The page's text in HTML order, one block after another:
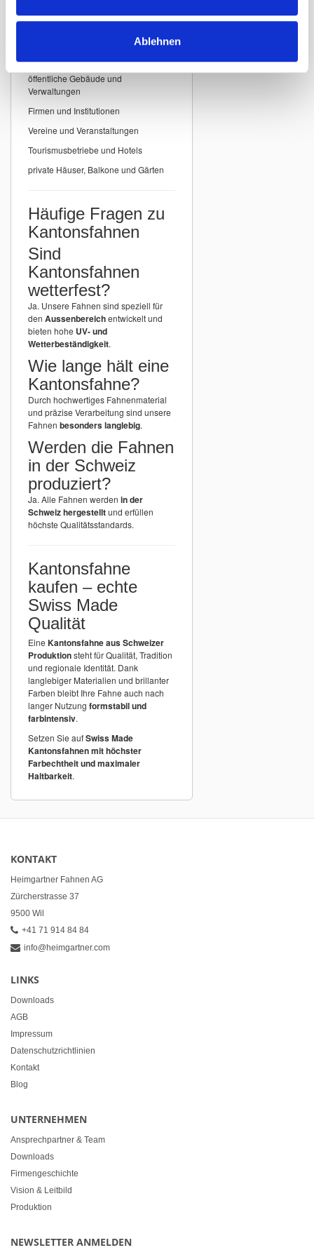
Ablehnen
Kantonsfahnen
Kantonsfahnen der Schweiz
öffentliche Gebäude und
Verwaltungen
Firmen und Institutionen
Vereine und Veranstaltungen
Tourismusbetriebe und Hotels
private Häuser, Balkone und Gärten
Häufige Fragen zu
Kantonsfahnen
Sind
Kantonsfahnen
wetterfest?
Ja. Unsere Fahnen sind speziell für
den Aussenbereichentwickelt und
bieten hohe UV- und
Wetterbeständigkeit.
Wie lange hält eine
Kantonsfahne?
Durch hochwertiges Fahnenmaterial
und präzise Verarbeitung sind unsere
Fahnen besonders langlebig.
Werden die Fahnen
in der Schweiz
produziert?
Ja. Alle Fahnen werden in der
Schweiz hergestelltund erfüllen
höchste Qualitätsstandards.
Kantonsfahne
kaufen – echte
Swiss Made
Qualität
Eine Kantonsfahne aus Schweizer
Produktionsteht für Qualität, Tradition
und regionale Identität. Dank
langlebiger Materialien und brillanter
Farben bleibt Ihre Fahne auch nach
langer Nutzung formstabil und
farbintensiv.
Setzen Sie aufSwiss Made
Kantonsfahnen mit höchster
Farbechtheit und maximaler
Haltbarkeit.
KONTAKT
Heimgartner Fahnen AG
Zürcherstrasse 37
9500 Wil
+41 71 914 84 84
info@heimgartner.com
LINKS
Downloads
AGB
Impressum
Datenschutzrichtlinien
Kontakt
Blog
UNTERNEHMEN
Ansprechpartner & Team
Downloads
Firmengeschichte
Vision & Leitbild
Produktion
NEWSLETTER ANMELDEN